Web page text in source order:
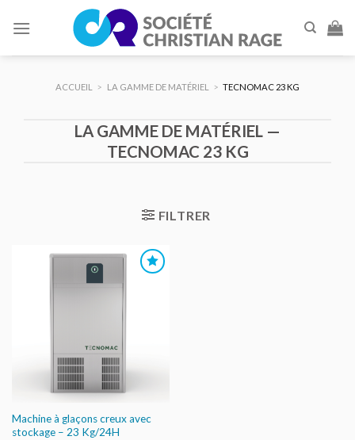
ACCUEIL > LA GAMME DE MATÉRIEL > TECNOMAC 23 KG
LA GAMME DE MATÉRIEL —
TECNOMAC 23 KG
FILTRER
AJOUTER
Machine à glaçons creux avec
stockage – 23 Kg/24H